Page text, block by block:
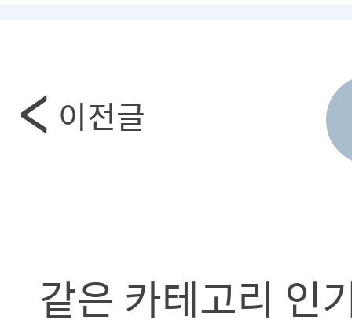
이전글
같은 카테고리 인